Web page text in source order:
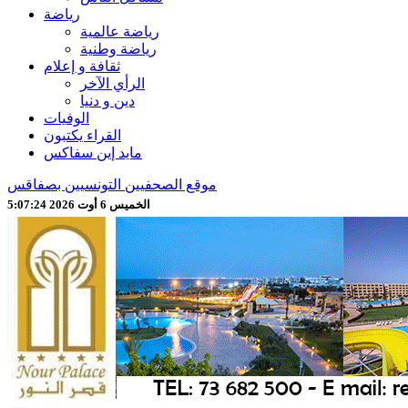
رياضة
رياضة عالمية
رياضة وطنية
ثقافة و إعلام
الرأي الآخر
دين و دنيا
الوفيات
القراء يكتبون
مايد إين سفاكس
موقع الصحفيين التونسيين بصفاقس
الخميس 6 أوت 2026 5:07:26